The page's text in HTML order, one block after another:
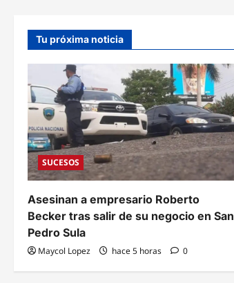
Tu próxima noticia
SUCESOS
Asesinan a empresario Roberto
Becker tras salir de su negocio en San
Pedro Sula
Maycol Lopez hace 5 horas 0